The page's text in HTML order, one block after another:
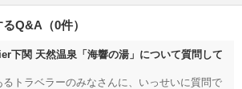
Q&A（0件）
下関 天然温泉「海響の湯」について質問して
トラベラーのみなさんに、いっせいに質問で